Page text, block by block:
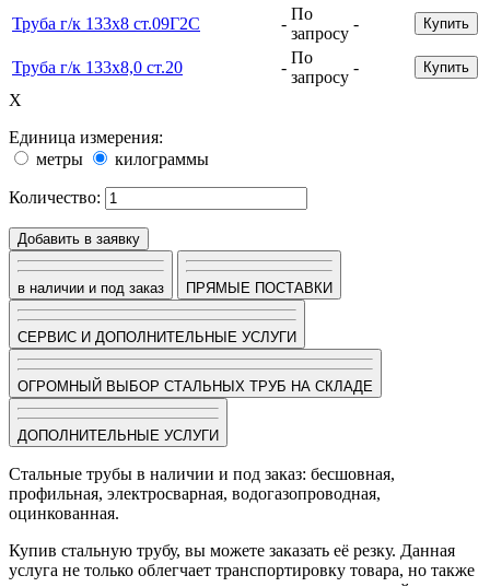
Труба г/к 133х8 ст.09Г2С -
По
запросу
- Купить
Труба г/к 133х8,0 ст.20 -
По
запросу
- Купить
X
Единица измерения:
метры
килограммы
Количество:
Добавить в заявку
в наличии и под заказ ПРЯМЫЕ ПОСТАВКИ
СЕРВИС И ДОПОЛНИТЕЛЬНЫЕ УСЛУГИ
ОГРОМНЫЙ ВЫБОР СТАЛЬНЫХ ТРУБ НА СКЛАДЕ
ДОПОЛНИТЕЛЬНЫЕ УСЛУГИ
Стальные трубы в наличии и под заказ: бесшовная,
профильная, электросварная, водогазопроводная,
оцинкованная.
Купив стальную трубу, вы можете заказать её резку. Данная
услуга не только облегчает транспортировку товара, но также